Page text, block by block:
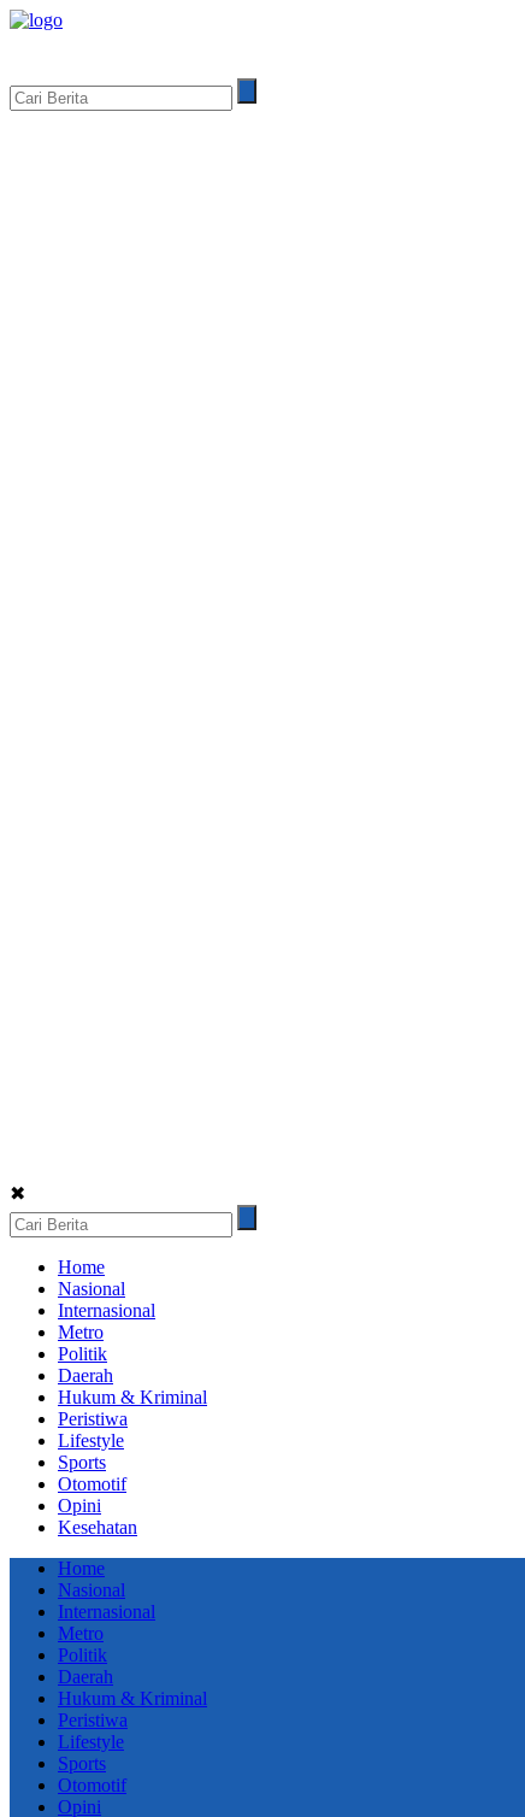
✖
Home
Nasional
Internasional
Metro
Politik
Daerah
Hukum & Kriminal
Peristiwa
Lifestyle
Sports
Otomotif
Opini
Kesehatan
Home
Nasional
Internasional
Metro
Politik
Daerah
Hukum & Kriminal
Peristiwa
Lifestyle
Sports
Otomotif
Opini